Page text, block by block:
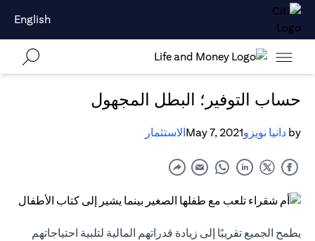
English
حساب التوفير؛ البطل المجهول
by دانيا نويزوMay 7, 2021الاستثمار
يطمح الجميع تقريبًا إلى زيادة قدراتهم المالية لتلبية احتياجاتهم